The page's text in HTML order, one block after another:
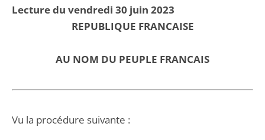
Lecture du vendredi 30 juin 2023
REPUBLIQUE FRANCAISE
AU NOM DU PEUPLE FRANCAIS
Vu la procédure suivante :